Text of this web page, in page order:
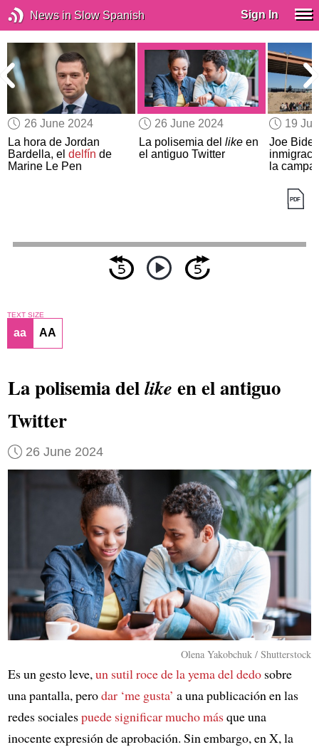
News in Slow Spanish Sign In
26 June 2024
La hora de Jordan
Bardella, eldelfín de
Marine Le Pen
26 June 2024
La polisemia del likeen
el antiguo Twitter
19
Joe
la
TEXT SIZE
aa AA
La polisemia dellike en el antiguo
Twitter
26 June 2024
Olena Yakobchuk / Shutterstock
Es un gesto leve,un sutil roce de la yema del dedosobre
una pantalla, perodar ‘me gusta’ a una publicación en las
redes socialespuede significar mucho másque una
inocente expresión de aprobación. Sin embargo, en X, la